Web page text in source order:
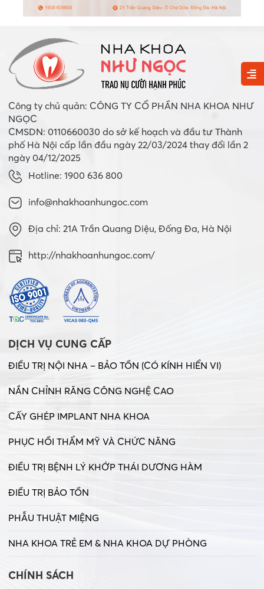
Công ty chủ quản: CÔNG TY CỔ PHẦN NHA KHOA NHƯ
NGỌC
CMSDN: 0110660030 do sở kế hoạch và đầu tư Thành
phố Hà Nội cấp lần đầu ngày 22/03/2024 thay đổi lần 2
ngày 04/12/2025
Hotline: 1900 636 800
info@nhakhoanhungoc.com
Địa chỉ: 21A Trần Quang Diệu, Đống Đa, Hà Nội
http://nhakhoanhungoc.com/
DỊCH VỤ CUNG CẤP
ĐIỀU TRỊ NỘI NHA – BẢO TỒN (CÓ KÍNH HIỂN VI)
NẮN CHỈNH RĂNG CÔNG NGHỆ CAO
CẤY GHÉP IMPLANT NHA KHOA
PHỤC HỒI THẨM MỸ VÀ CHỨC NĂNG
ĐIỀU TRỊ BỆNH LÝ KHỚP THÁI DƯƠNG HÀM
ĐIỀU TRỊ BẢO TỒN
PHẪU THUẬT MIỆNG
NHA KHOA TRẺ EM & NHA KHOA DỰ PHÒNG
CHÍNH SÁCH